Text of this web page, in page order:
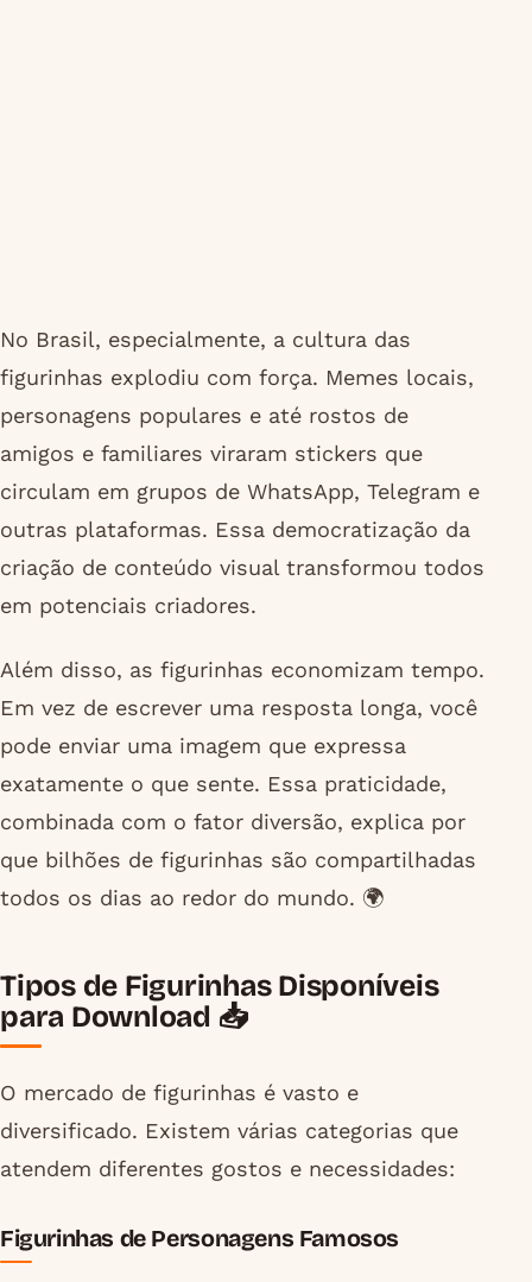
No Brasil, especialmente, a cultura das
figurinhas explodiu com força. Memes locais,
personagens populares e até rostos de
amigos e familiares viraram stickers que
circulam em grupos de WhatsApp, Telegram e
outras plataformas. Essa democratização da
criação de conteúdo visual transformou todos
em potenciais criadores.
Além disso, as figurinhas economizam tempo.
Em vez de escrever uma resposta longa, você
pode enviar uma imagem que expressa
exatamente o que sente. Essa praticidade,
combinada com o fator diversão, explica por
que bilhões de figurinhas são compartilhadas
todos os dias ao redor do mundo. 🌍
Tipos de Figurinhas Disponíveis
para Download 📥
O mercado de figurinhas é vasto e
diversificado. Existem várias categorias que
atendem diferentes gostos e necessidades:
Figurinhas de Personagens Famosos